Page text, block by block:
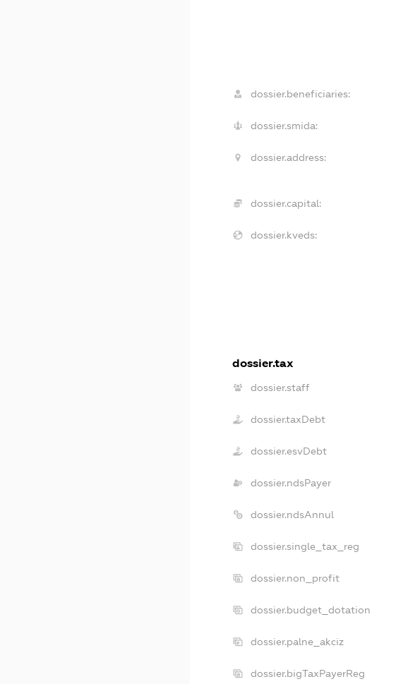
dossier.beneficiaries:
dossier.smida:
dossier.address:
dossier.capital:
dossier.kveds:
dossier.tax
dossier.staff
dossier.taxDebt
dossier.esvDebt
dossier.ndsPayer
dossier.ndsAnnul
dossier.single_tax_reg
dossier.non_profit
dossier.budget_dotation
dossier.palne_akciz
dossier.bigTaxPayerReg